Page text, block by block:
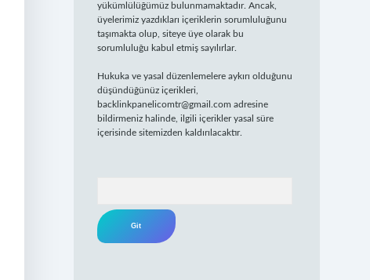
yükümlülüğümüz bulunmamaktadır. Ancak,
üyelerimiz yazdıkları içeriklerin sorumluluğunu
taşımakta olup, siteye üye olarak bu
sorumluluğu kabul etmiş sayılırlar.
Hukuka ve yasal düzenlemelere aykırı olduğunu
düşündüğünüz içerikleri,
backlinkpanelicomtr@gmail.com adresine
bildirmeniz halinde, ilgili içerikler yasal süre
içerisinde sitemizden kaldırılacaktır.